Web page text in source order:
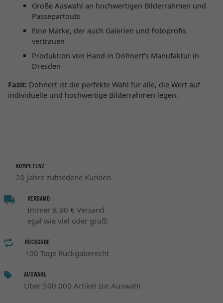
Große Auswahl an hochwertigen Bilderrahmen und
Passepartouts
Eine Marke, der auch Galerien und Fotoprofis
vertrauen
Produktion von Hand in Döhnert's Manufaktur in
Dresden
Fazit: Döhnert ist die perfekte Wahl für alle, die Wert auf
individuelle und hochwertige Bilderrahmen legen.
KOMPETENZ
20 Jahre zufriedene Kunden
VERSAND
Immer 8,90 € Versand
egal wie viel oder groß!
RÜCKGABE
100 Tage Rückgaberecht
AUSWAHL
Über 500.000 Artikel zur Auswahl